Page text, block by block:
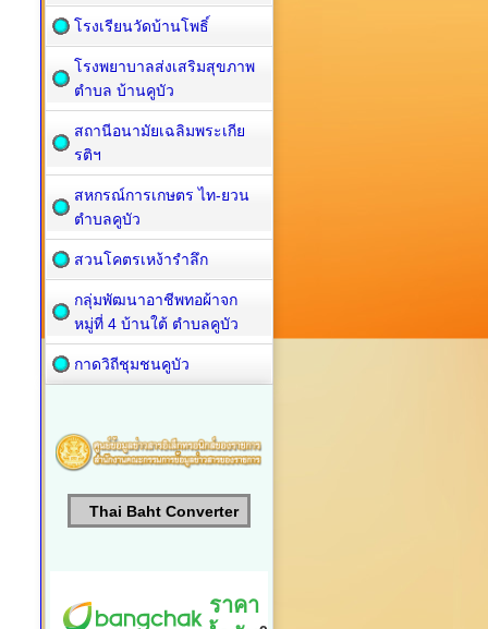
โรงเรียนวัดบ้านโพธิ์
โรงพยาบาลส่งเสริมสุขภาพ
ตำบล บ้านคูบัว
สถานีอนามัยเฉลิมพระเกีย
รติฯ
สหกรณ์การเกษตร ไท-ยวน
ตำบลคูบัว
สวนโคตรเหง้ารำลึก
กลุ่มพัฒนาอาชีพทอผ้าจก
หมู่ที่ 4 บ้านใต้ ตำบลคูบัว
กาดวิถีชุมชนคูบัว
Thai Baht Converter